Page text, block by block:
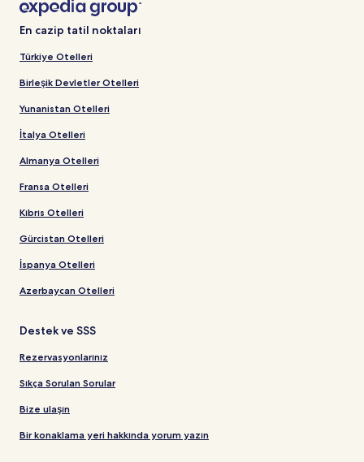
En cazip tatil noktaları
Türkiye Otelleri
Birleşik Devletler Otelleri
Yunanistan Otelleri
İtalya Otelleri
Almanya Otelleri
Fransa Otelleri
Kıbrıs Otelleri
Gürcistan Otelleri
İspanya Otelleri
Azerbaycan Otelleri
Destek ve SSS
Rezervasyonlarınız
Sıkça Sorulan Sorular
Bize ulaşın
Bir konaklama yeri hakkında yorum yazın